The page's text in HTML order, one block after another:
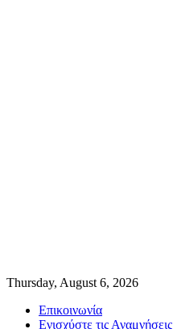
Thursday, August 6, 2026
Επικοινωνία
Ενισχύστε τις Αναμνήσεις